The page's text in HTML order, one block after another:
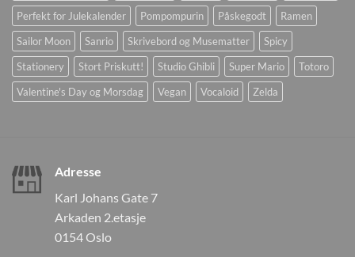
Perfekt for Julekalender
Pompompurin Påskegodt
Ramen
Sailor Moon
Sanrio Skrivebord og Musematter
Spicy
Stationery
Stort Priskutt! Studio Ghibli Super Mario
Totoro
Valentine's Day og Morsdag
Vegan Vocaloid Zelda
Adresse
Karl Johans Gate 7
Arkaden 2.etasje
0154 Oslo